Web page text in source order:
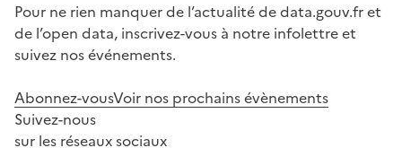
Pour ne rien manquer de l’actualité de data.gouv.fr et
de l’open data, inscrivez-vous à notre infolettre et
suivez nos événements.
Abonnez-vousVoir nos prochains évènements
Suivez-nous
sur les réseaux sociaux